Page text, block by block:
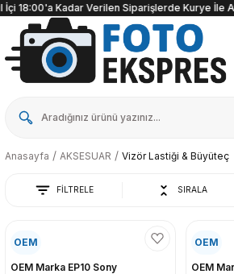
18:00'a Kadar Verilen Siparişlerde Kurye İle
Anasayfa AKSESUAR Vizör Lastiği & Büyüteç
FİLTRELE SIRALA
OEM
OEM Marka EP10 Sony
OEM
OEM